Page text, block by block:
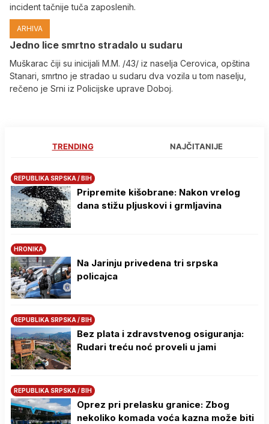
incident tačnije tuča zaposlenih.
ARHIVA
Јedno lice smrtno stradalo u sudaru
Muškarac čiji su inicijali M.M. /43/ iz naselja Cerovica, opština
Stanari, smrtno je stradao u sudaru dva vozila u tom naselju,
rečeno je Srni iz Policijske uprave Doboj.
TRENDING NAJČITANIJE
REPUBLIKA SRPSKA / BIH
Pripremite kišobrane: Nakon vrelog
dana stižu pljuskovi i grmljavina
HRONIKA
Na Јarinju privedena tri srpska
policajca
REPUBLIKA SRPSKA / BIH
Bez plata i zdravstvenog osiguranja:
Rudari treću noć proveli u jami
REPUBLIKA SRPSKA / BIH
Oprez pri prelasku granice: Zbog
nekoliko komada voća kazna može biti